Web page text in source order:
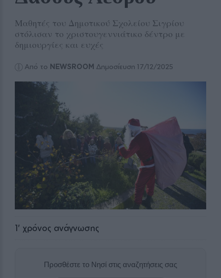
Μαθητές του Δημοτικού Σχολείου Σιγρίου
στόλισαν το χριστουγεννιάτικο δέντρο με
δημιουργίες και ευχές
Από το NEWSROOM Δημοσίευση 17/12/2025
1' χρόνος ανάγνωσης
Προσθέστε το Νησί στις αναζητήσεις σας